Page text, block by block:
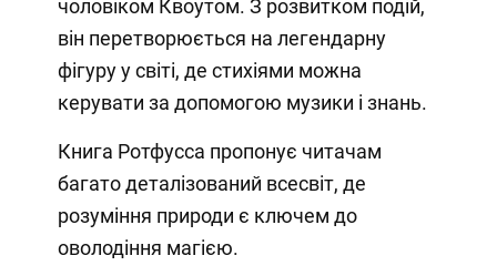
чоловіком Квоутом. З розвитком подій,
він перетворюється на легендарну
фігуру у світі, де стихіями можна
керувати за допомогою музики і знань.
Книга Ротфусса пропонує читачам
багато деталізований всесвіт, де
розуміння природи є ключем до
оволодіння магією.